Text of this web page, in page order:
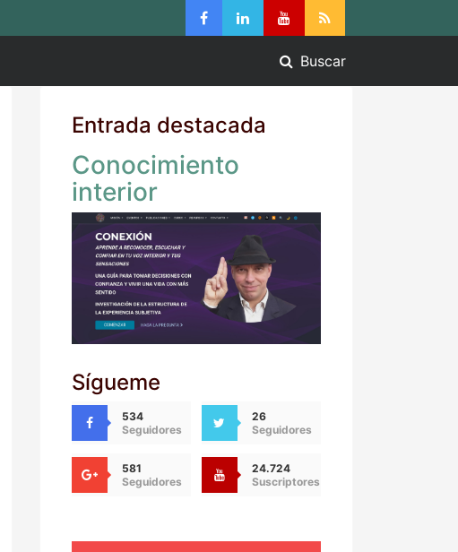
Buscar
Entrada destacada
Conocimiento
interior
Sígueme
534
Seguidores
26
Seguidores
581
Seguidores
24.724
Suscriptores